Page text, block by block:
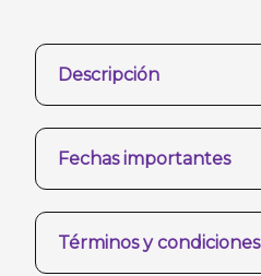
Descripción
Fechas importantes
Términos y condiciones